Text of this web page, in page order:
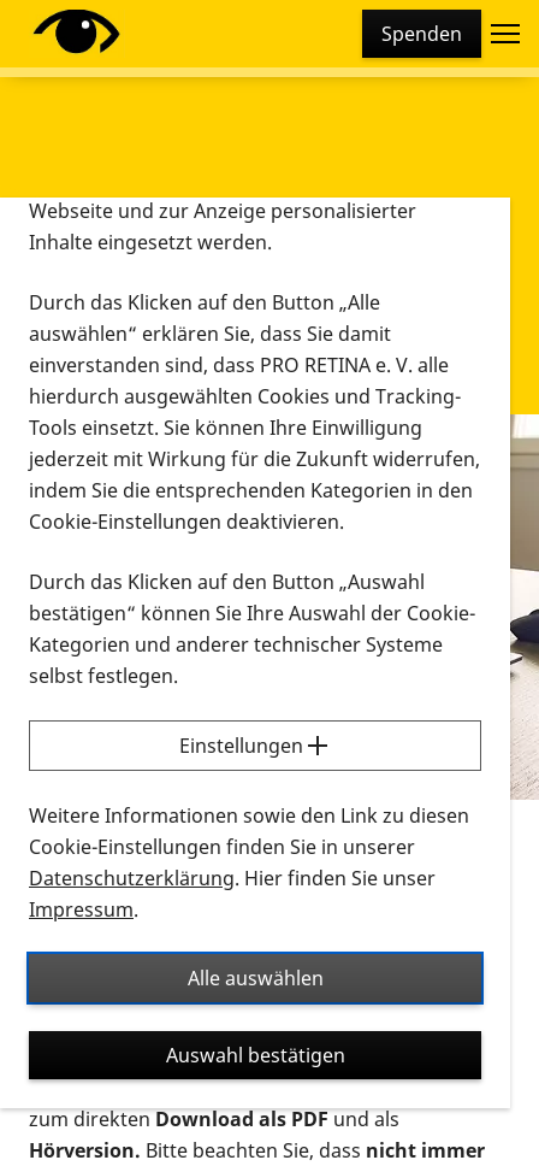
Spenden
Infomaterial
Infomaterial
Vorlesen
Alle Infomaterialien in verschiedenen
Formaten an einem Ort
Sie möchten wissen, wie Sie nach Infonmaterial
suchen und dieses bestellen bzw. herunterladen
können? Schauen Sie sich dieErklärvideos zum
Thema Infomaterial auf der PRO RETINA-Website
für blinde und sehbehinderte Menschen an.
Auf dieser Seite finden Sie sämtliches Infomaterial
Ort. Nutzen Sie den Formatfilter, um ausschließlich
nach Flyern und Broschüren, Audios oder Videos zu
suchen. Die meisten Flyer und Broschüren werden in
verschiedenen Formaten angeboten: zur
postalischen Bestellung als gedruckte Variante
zum direktenDownload als PDFund als
Hörversion. Bitte beachten Sie, dass nicht immer
Diese Webseite setzt verschiedene Cookies und
Tracking-Tools ein. Dies beinhaltet Cookies und
Webseite und zur Anzeige personalisierter
Inhalte eingesetzt werden.
Durch das Klicken auf den Button „Alle
auswählen“ erklären Sie, dass Sie damit
einverstanden sind, dass PRO RETINA e. V. alle
hierdurch ausgewählten Cookies und Tracking-
Tools einsetzt. Sie können Ihre Einwilligung
jederzeit mit Wirkung für die Zukunft widerrufen,
indem Sie die entsprechenden Kategorien in den
Cookie-Einstellungen deaktivieren.
Durch das Klicken auf den Button „Auswahl
bestätigen“ können Sie Ihre Auswahl der Cookie-
Kategorien und anderer technischer Systeme
selbst festlegen.
Einstellungen
Weitere Informationen sowie den Link zu diesen
Cookie-Einstellungen finden Sie in unserer
Datenschutzerklärung. Hier finden Sie unser
Impressum.
Alle auswählen
Auswahl bestätigen